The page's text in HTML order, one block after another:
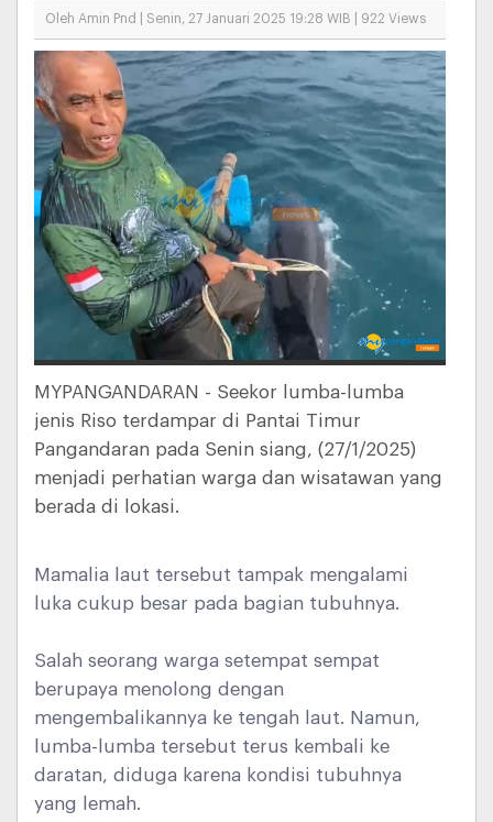
Oleh Amin Pnd | Senin, 27 Januari 2025 19:28 WIB | 922 Views
MYPANGANDARAN - Seekor lumba-lumba
jenis Riso terdampar di Pantai Timur
Pangandaran pada Senin siang, (27/1/2025)
menjadi perhatian warga dan wisatawan yang
berada di lokasi.
Mamalia laut tersebut tampak mengalami
luka cukup besar pada bagian tubuhnya.
Salah seorang warga setempat sempat
berupaya menolong dengan
mengembalikannya ke tengah laut. Namun,
lumba-lumba tersebut terus kembali ke
daratan, diduga karena kondisi tubuhnya
yang lemah.